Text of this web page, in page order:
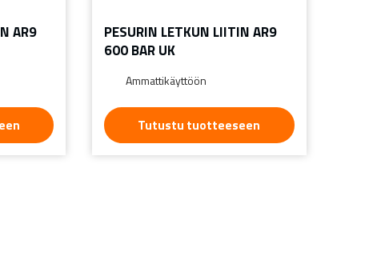
AR9
PESURIN LETKUN LIITIN AR9
600 BAR UK
Ammattikäyttöön
Tutustu tuotteeseen